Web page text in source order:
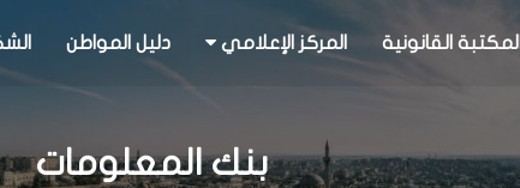
المكتبة القانونية المركز الإعلامي دليل المواطن
بنك المعلومات